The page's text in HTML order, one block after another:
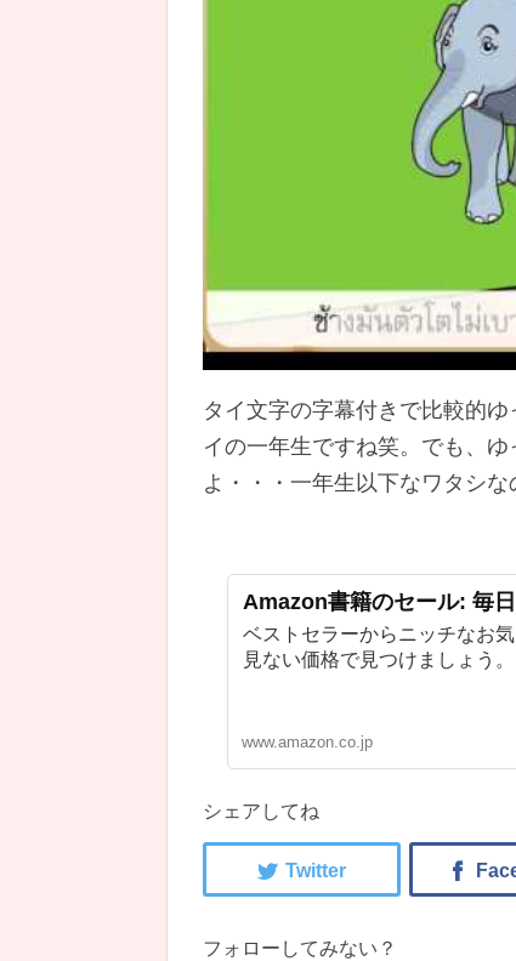
タイ文字の字幕付きで比較的
イの一年生ですね笑。でも、
よ・・・一年生以下なワタシな
Amazon書籍のセール: 毎
ベストセラーからニッチなお
見ない価格で見つけましょう
www.amazon.co.jp
シェアしてね
フォローしてみない？